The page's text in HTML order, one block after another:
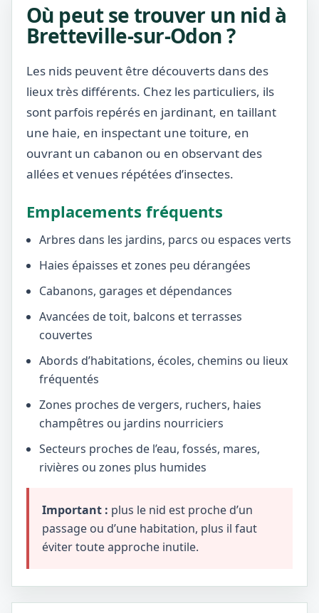
Où peut se trouver un nid à
Bretteville-sur-Odon ?
Les nids peuvent être découverts dans des
lieux très différents. Chez les particuliers, ils
sont parfois repérés en jardinant, en taillant
une haie, en inspectant une toiture, en
ouvrant un cabanon ou en observant des
allées et venues répétées d’insectes.
Emplacements fréquents
Arbres dans les jardins, parcs ou espaces verts
Haies épaisses et zones peu dérangées
Cabanons, garages et dépendances
Avancées de toit, balcons et terrasses
couvertes
Abords d’habitations, écoles, chemins ou lieux
fréquentés
Zones proches de vergers, ruchers, haies
champêtres ou jardins nourriciers
Secteurs proches de l’eau, fossés, mares,
rivières ou zones plus humides
Important : plus le nid est proche d’un
passage ou d’une habitation, plus il faut
éviter toute approche inutile.